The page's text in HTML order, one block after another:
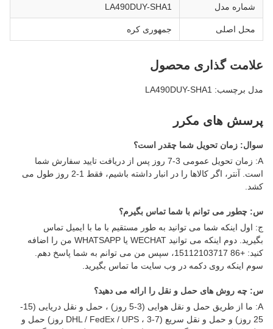
شماره مدل LA490DUY-SHA1
محل اصلی جمهوری کره
علامت گذاری محصول
مدل برچسب: LA490DUY-SHA1
پرسش های مکرر
سوال: زمان تحویل شما چقدر است؟
A: زمان تحویل عمومی 3-7 روز پس از دریافت تایید سفارش شما
است. آنتر، اگر کالاها را در انبار داشته باشیم، فقط 1-2 روز طول می
کشد.
س: چطور می توانم با شما تماس بگیرم؟
ج: اول اینکه شما می توانید به طور مستقیم با ما با ایمیل تماس
بگیرید. دوم اینکه می توانید WECHAT یا WHATSAPP من را اضافه
کنید: +86 15112103717، سپس من می توانم به شما پاسخ دهم.
سوم اینکه روی دکمه در وب سایت ما تماس بگیرید.
س: چه روش های حمل و نقل را ارائه می دهید؟
A: ما از طریق حمل و نقل هوایی (3-5 روز) ، حمل و نقل دریایی (15-
25 روز) و حمل و نقل سریع (DHL / FedEx / UPS ، 3-7 روز) حمل و